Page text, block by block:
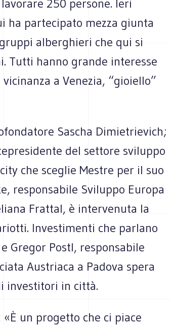
250 persone. Ieri
ha partecipato mezza giunta
alberghieri che qui si
Tutti hanno grande interesse
a Venezia, “gioiello”
Sascha Dimietrievich;
del settore sviluppo
che sceglie Mestre per il suo
responsabile Sviluppo Europa
Frattal, è intervenuta la
Investimenti che parlano
Gregor Postl, responsabile
Austriaca a Padova spera
investitori in città.
un progetto che ci piace